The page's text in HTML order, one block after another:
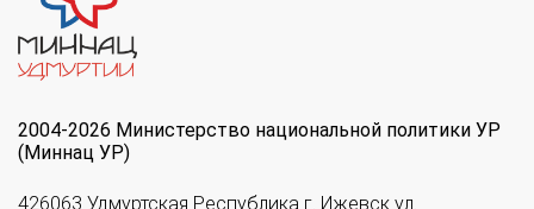
2004-2026 Министерство национальной политики УР
(Миннац УР)
426063 Удмуртская Республика г. Ижевск ул.